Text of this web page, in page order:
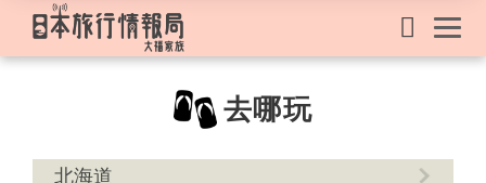
去哪玩
北海道